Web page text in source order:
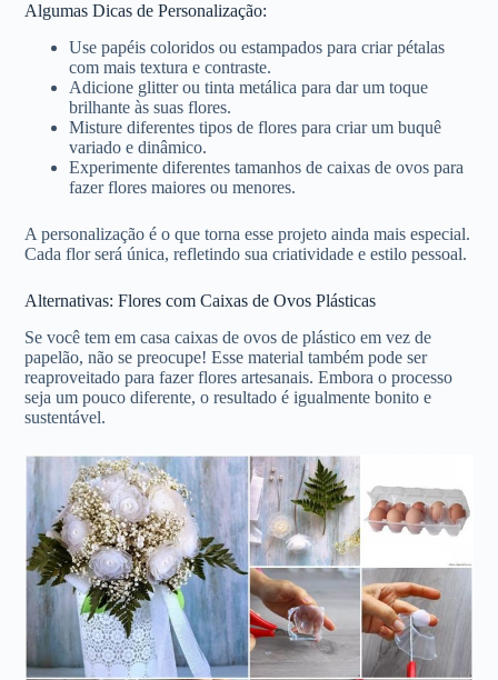
Algumas Dicas de Personalização:
Use papéis coloridos ou estampados para criar pétalas
com mais textura e contraste.
Adicione glitter ou tinta metálica para dar um toque
brilhante às suas flores.
Misture diferentes tipos de flores para criar um buquê
variado e dinâmico.
Experimente diferentes tamanhos de caixas de ovos para
fazer flores maiores ou menores.
A personalização é o que torna esse projeto ainda mais especial.
Cada flor será única, refletindo sua criatividade e estilo pessoal.
Alternativas: Flores com Caixas de Ovos Plásticas
Se você tem em casa caixas de ovos de plástico em vez de
papelão, não se preocupe! Esse material também pode ser
reaproveitado para fazer flores artesanais. Embora o processo
seja um pouco diferente, o resultado é igualmente bonito e
sustentável.